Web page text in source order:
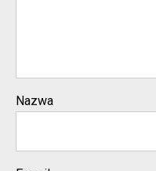
Nazwa